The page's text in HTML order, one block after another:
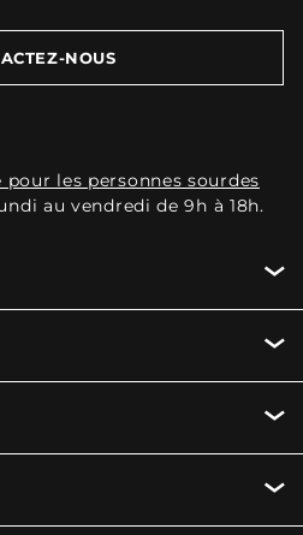
NOUS
les personnes sourdes
au vendredi de 9h à 18h.